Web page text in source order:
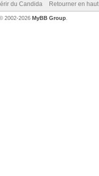
du Candida Retourner en haut
2002-2026 MyBB Group.